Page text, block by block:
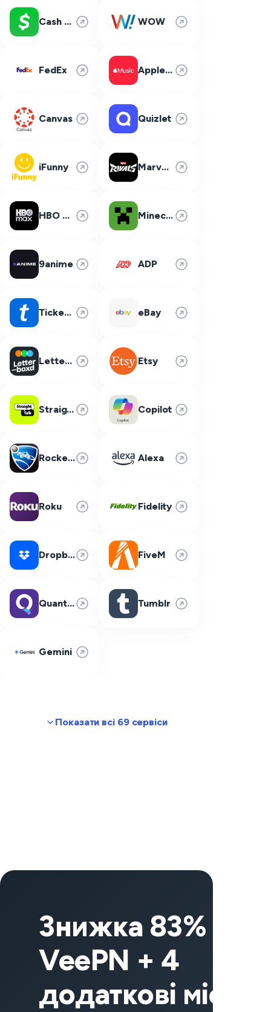
Cash App WOW
FedEx Apple Music
Canvas Quizlet
iFunny Marvel Rivals
HBO Max Minecraft
9anime ADP
Ticketmaster eBay
Letterboxd Etsy
Straight Talk Copilot
Rocket League Alexa
Roku Fidelity
Dropbox FiveM
Quantum Fiber Tumblr
Gemini
Показати всі 69 сервіси
Знижка 83% на
VeePN + 4
додаткові місяці